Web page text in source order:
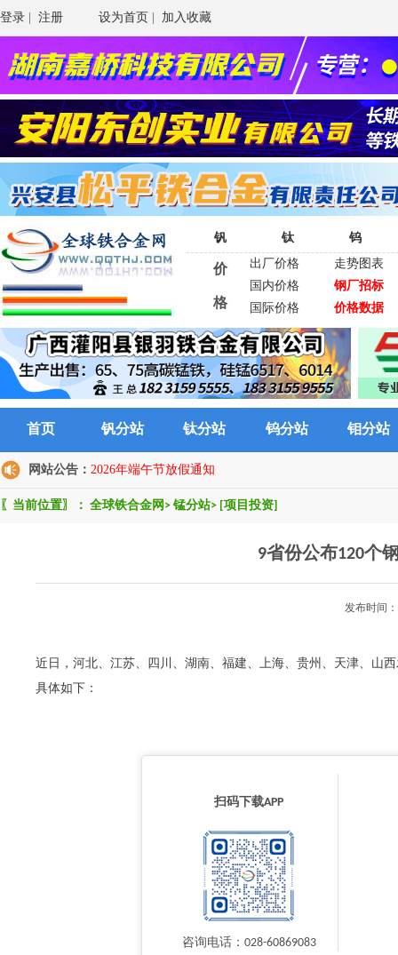
登录 注册 设为首页 加入收藏
钒 钛 钨
价
格
出厂价格
走势图表
国内价格
钢厂招标
国际价格
价格数据
首页 钒分站 钛分站 钨分站 钼分站
网站公告： 2026年端午节放假通知
〖当前位置〗： 全球铁合金网 > 锰分站> [项目投资]
9省份公布120个
发布时间
近日，河北、江苏、四川、湖南、福建、上海、贵州、天津、山
具体如下：
扫码下载APP
咨询电话：028-60869083